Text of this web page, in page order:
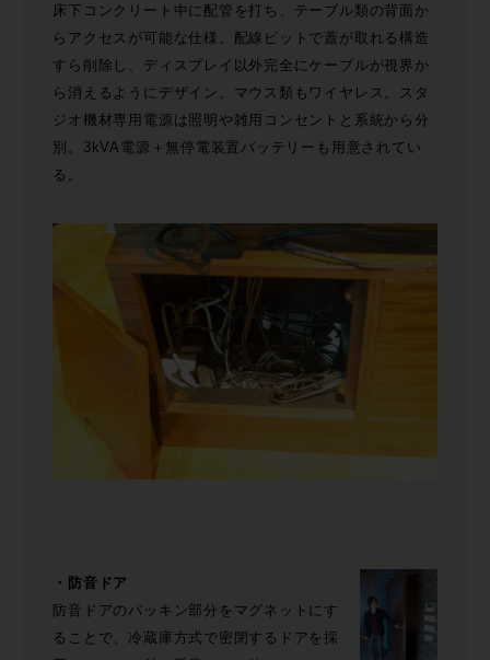
床下コンクリート中に配管を打ち、テーブル類の背面か
らアクセスが可能な仕様。配線ピットで蓋が取れる構造
すら削除し、ディスプレイ以外完全にケーブルが視界か
ら消えるようにデザイン。マウス類もワイヤレス。スタ
ジオ機材専用電源は照明や雑用コンセントと系統から分
別。3kVA電源＋無停電装置バッテリーも用意されてい
る。
・防音ドア
防音ドアのパッキン部分をマグネットにす
ることで、冷蔵庫方式で密閉するドアを採